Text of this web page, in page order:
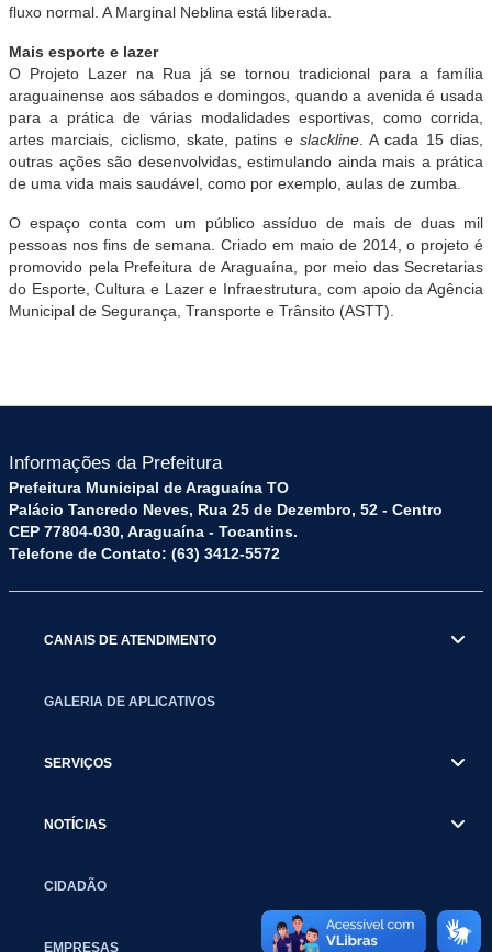
fluxo normal. A Marginal Neblina está liberada.
Mais esporte e lazer
O Projeto Lazer na Rua já se tornou tradicional para a família
araguainense aos sábados e domingos, quando a avenida é usada
para a prática de várias modalidades esportivas, como corrida,
artes marciais, ciclismo, skate, patins e slackline. A cada 15 dias,
outras ações são desenvolvidas, estimulando ainda mais a prática
de uma vida mais saudável, como por exemplo, aulas de zumba.
O espaço conta com um público assíduo de mais de duas mil
pessoas nos fins de semana. Criado em maio de 2014, o projeto é
promovido pela Prefeitura de Araguaína, por meio das Secretarias
do Esporte, Cultura e Lazer e Infraestrutura, com apoio da Agência
Municipal de Segurança, Transporte e Trânsito (ASTT).
Informações da Prefeitura
Prefeitura Municipal de Araguaína TO
Palácio Tancredo Neves, Rua 25 de Dezembro, 52 - Centro
CEP 77804-030, Araguaína - Tocantins.
Telefone de Contato: (63) 3412-5572
CANAIS DE ATENDIMENTO
GALERIA DE APLICATIVOS
SERVIÇOS
NOTÍCIAS
CIDADÃO
EMPRESAS